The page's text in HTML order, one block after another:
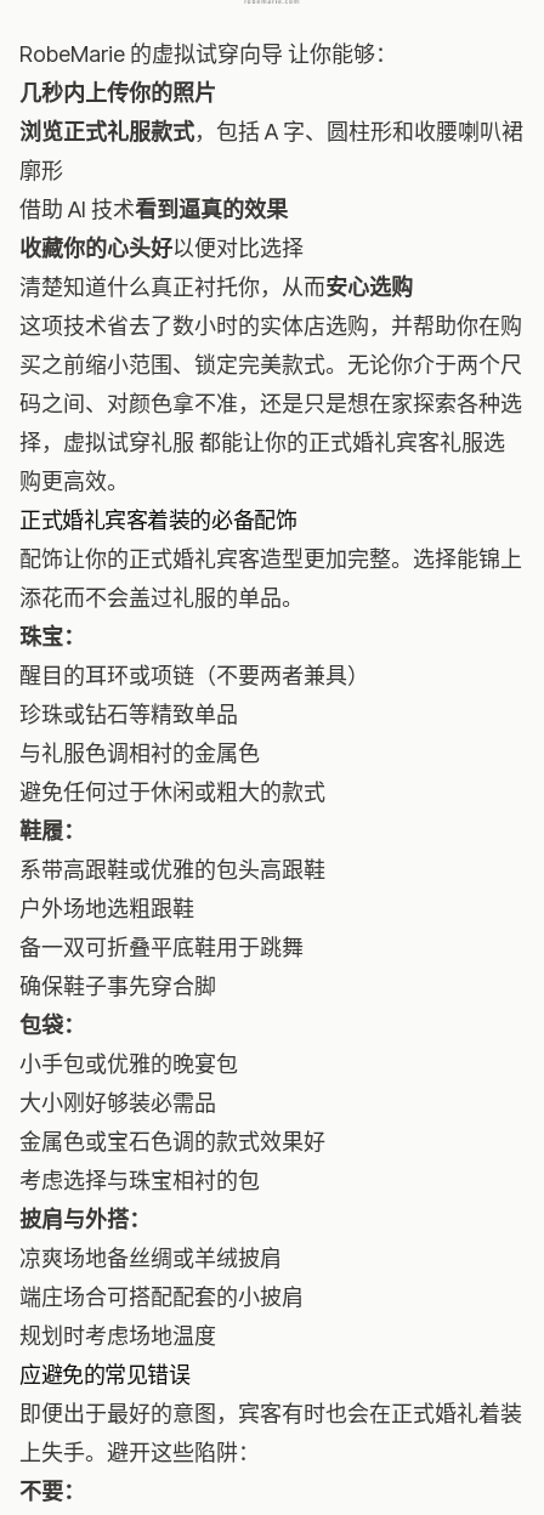
RobeMarie 的虚拟试穿向导 让你能够：
几秒内上传你的照片
浏览正式礼服款式，包括 A 字、圆柱形和收腰喇叭裙
廓形
借助 AI 技术看到逼真的效果
收藏你的心头好以便对比选择
清楚知道什么真正衬托你，从而安心选购
这项技术省去了数小时的实体店选购，并帮助你在购
买之前缩小范围、锁定完美款式。无论你介于两个尺
码之间、对颜色拿不准，还是只是想在家探索各种选
择， 虚拟试穿礼服 都能让你的正式婚礼宾客礼服选
购更高效。
正式婚礼宾客着装的必备配饰
配饰让你的正式婚礼宾客造型更加完整。选择能锦上
添花而不会盖过礼服的单品。
珠宝：
醒目的耳环或项链（不要两者兼具）
珍珠或钻石等精致单品
与礼服色调相衬的金属色
避免任何过于休闲或粗大的款式
鞋履：
系带高跟鞋或优雅的包头高跟鞋
户外场地选粗跟鞋
备一双可折叠平底鞋用于跳舞
确保鞋子事先穿合脚
包袋：
小手包或优雅的晚宴包
大小刚好够装必需品
金属色或宝石色调的款式效果好
考虑选择与珠宝相衬的包
披肩与外搭：
凉爽场地备丝绸或羊绒披肩
端庄场合可搭配配套的小披肩
规划时考虑场地温度
应避免的常见错误
即便出于最好的意图，宾客有时也会在正式婚礼着装
上失手。避开这些陷阱：
不要：